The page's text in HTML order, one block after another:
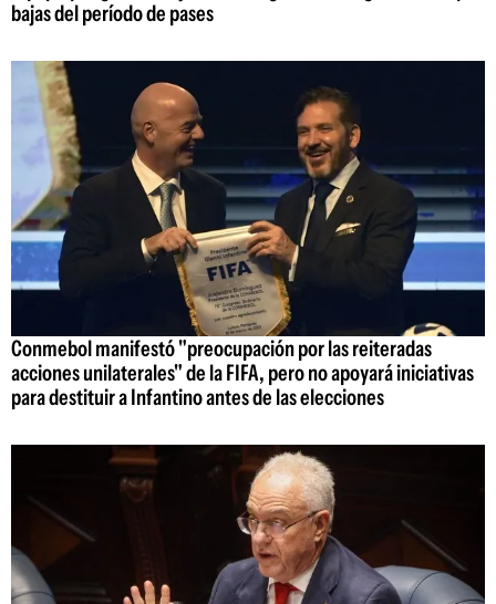
bajas del período de pases
Conmebol manifestó "preocupación por las reiteradas
acciones unilaterales" de la FIFA, pero no apoyará iniciativas
para destituir a Infantino antes de las elecciones